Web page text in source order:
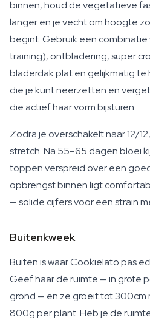
binnen, houd de vegetatieve
langer en je vecht om hoogte
begint. Gebruik een combinatie
training), ontbladering, super
bladerdak plat en gelijkmatig te
die je kunt neerzetten en
die actief haar vorm bijsturen.
Zodra je overschakelt naar 12/
stretch. Na 55–65 dagen bloei
toppen verspreid over een
opbrengst binnen ligt
— solide cijfers voor een strain
Buitenkweek
Buiten is waar Cookielato pas
Geef haar de ruimte — in grote
grond — en ze groeit tot
800g per plant. Heb je de